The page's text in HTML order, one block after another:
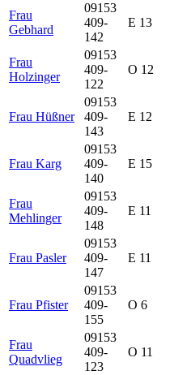
Frau
Gebhard
09153
409-
142
E 13
Frau
Holzinger
09153
409-
122
O 12
Frau Hüßner
09153
409-
143
E 12
Frau Karg
09153
409-
140
E 15
Frau
Mehlinger
09153
409-
148
E 11
Frau Pasler
09153
409-
147
E 11
Frau Pfister
09153
409-
155
O 6
Frau
Quadvlieg
09153
409-
123
O 11